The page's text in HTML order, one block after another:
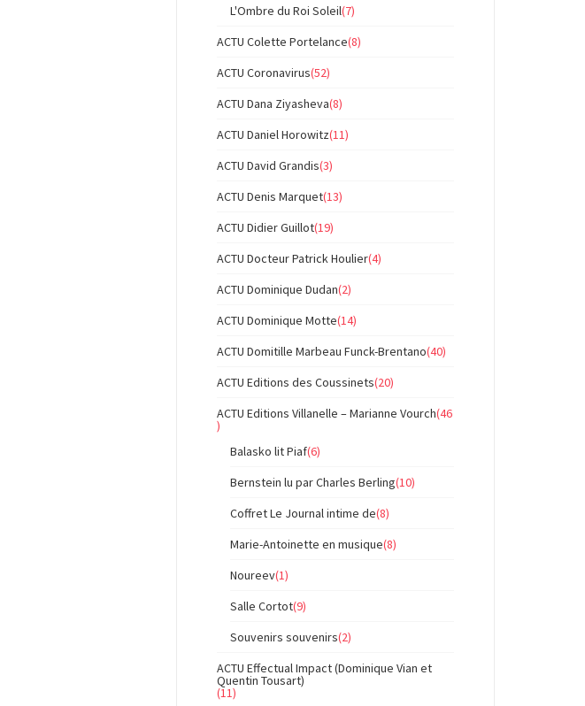
L'Ombre du Roi Soleil(7)
ACTU Colette Portelance(8)
ACTU Coronavirus(52)
ACTU Dana Ziyasheva(8)
ACTU Daniel Horowitz(11)
ACTU David Grandis(3)
ACTU Denis Marquet(13)
ACTU Didier Guillot(19)
ACTU Docteur Patrick Houlier(4)
ACTU Dominique Dudan(2)
ACTU Dominique Motte(14)
ACTU Domitille Marbeau Funck-Brentano(40)
ACTU Editions des Coussinets(20)
ACTU Editions Villanelle – Marianne Vourch(46
)
Balasko lit Piaf(6)
Bernstein lu par Charles Berling(10)
Coffret Le Journal intime de(8)
Marie-Antoinette en musique(8)
Noureev(1)
Salle Cortot(9)
Souvenirs souvenirs(2)
ACTU Effectual Impact (Dominique Vian et
Quentin Tousart)
(11)